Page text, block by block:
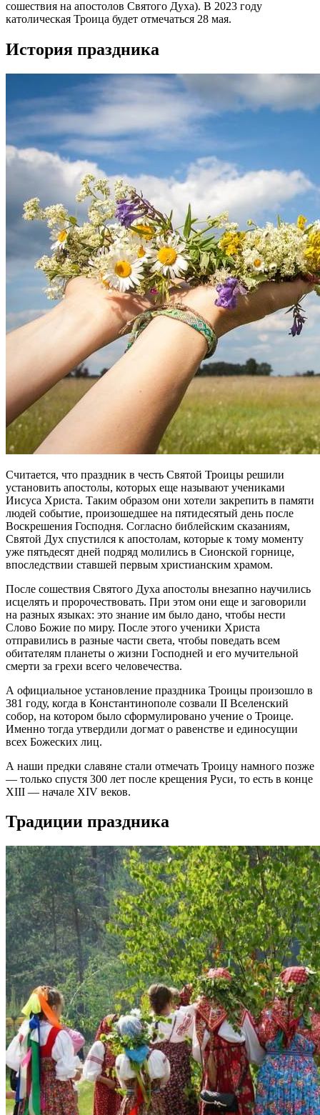
сошествия на апостолов Святого Духа). В 2023 году
католическая Троица будет отмечаться 28 мая.
История праздника
Считается, что праздник в честь Святой Троицы решили
установить апостолы, которых еще называют учениками
Иисуса Христа. Таким образом они хотели закрепить в памяти
людей событие, произошедшее на пятидесятый день после
Воскрешения Господня. Согласно библейским сказаниям,
Святой Дух спустился к апостолам, которые к тому моменту
уже пятьдесят дней подряд молились в Сионской горнице,
впоследствии ставшей первым христианским храмом.
После сошествия Святого Духа апостолы внезапно научились
исцелять и пророчествовать. При этом они еще и заговорили
на разных языках: это знание им было дано, чтобы нести
Слово Божие по миру. После этого ученики Христа
отправились в разные части света, чтобы поведать всем
обитателям планеты о жизни Господней и его мучительной
смерти за грехи всего человечества.
А официальное установление праздника Троицы произошло в
381 году, когда в Константинополе созвали II Вселенский
собор, на котором было сформулировано учение о Троице.
Именно тогда утвердили догмат о равенстве и единосущии
всех Божеских лиц.
А наши предки славяне стали отмечать Троицу намного позже
— только спустя 300 лет после крещения Руси, то есть в конце
XIII — начале XIV веков.
Традиции праздника